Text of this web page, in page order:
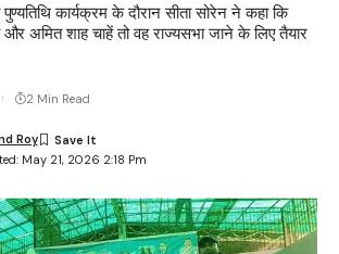
कार्यक्रम के दौरान सीता सोरेन ने कहा कि
और अमित शाह चाहें तो वह राज्यसभा जाने के लिए तैयार
May 21, 2026 2:18 Pm
Roy
2 Min Read